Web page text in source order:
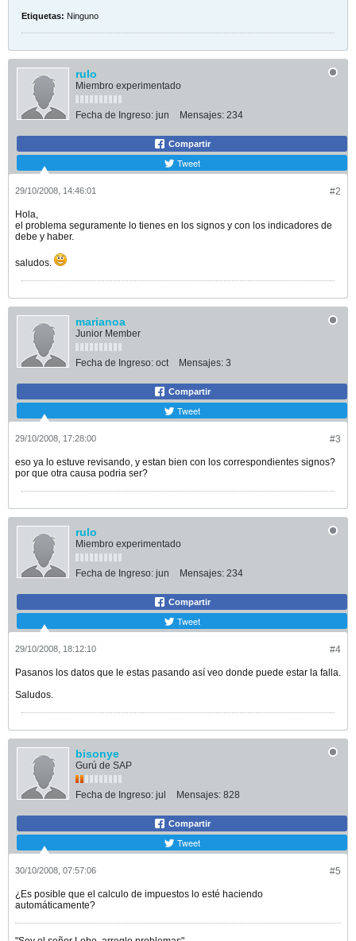
Etiquetas: Ninguno
rulo
Miembro experimentado
Fecha de Ingreso: jun Mensajes: 234
Compartir
Tweet
#2
29/10/2008, 14:46:01
Hola,
el problema seguramente lo tienes en los signos y con los indicadores de
debe y haber.
saludos.
marianoa
Junior Member
Fecha de Ingreso: oct Mensajes: 3
Compartir
Tweet
#3
29/10/2008, 17:28:00
eso ya lo estuve revisando, y estan bien con los correspondientes signos?
por que otra causa podria ser?
rulo
Miembro experimentado
Fecha de Ingreso: jun Mensajes: 234
Compartir
Tweet
#4
29/10/2008, 18:12:10
Pasanos los datos que le estas pasando así veo donde puede estar la falla.
Saludos.
bisonye
Gurú de SAP
Fecha de Ingreso: jul Mensajes: 828
Compartir
Tweet
#5
30/10/2008, 07:57:06
¿Es posible que el calculo de impuestos lo esté haciendo
automáticamente?